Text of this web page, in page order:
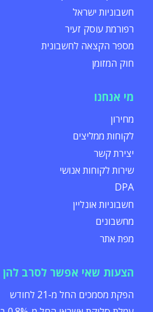
חשבוניות ישראל
רפורמת עוסק זעיר
מספר הקצאה לחשבונית
חוק המזומן
מי אנחנו
מחירון
לקוחות ממליצים
יצירת קשר
שירות לקוחות אנושי
DPA
חשבוניות אונליין
מחשבונים
מפת אתר
הצעות שאי אפשר לסרב להן
הפקת מסמכים החל מ-21 לחודש